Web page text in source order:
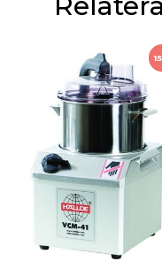
mellan 40-60 Kg/
förberedelse. Kan